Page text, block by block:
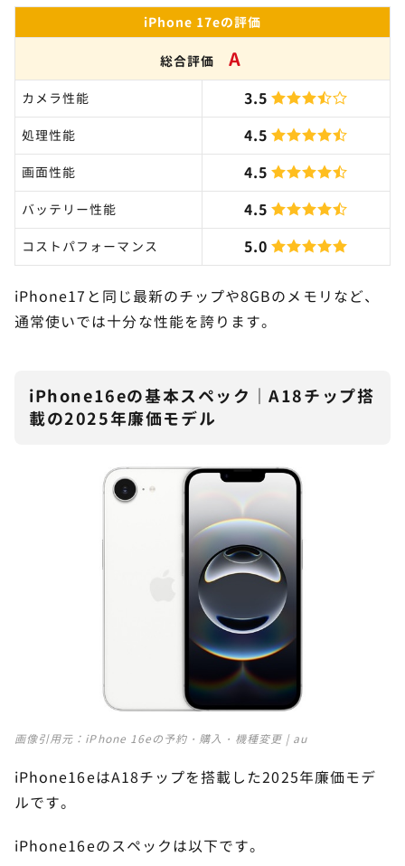
iPhone 17eの評価
総合評価 A
カメラ性能 3.5
処理性能 4.5
画面性能 4.5
バッテリー性能 4.5
コストパフォーマンス 5.0
iPhone17と同じ最新のチップや8GBのメモリなど、
通常使いでは十分な性能を誇ります。
iPhone16eの基本スペック｜A18チップ搭
載の2025年廉価モデル
画像引用元： iPhone 16eの予約・購入・機種変更 | au
iPhone16eはA18チップを搭載した2025年廉価モデ
ルです。
iPhone16eのスペックは以下です。